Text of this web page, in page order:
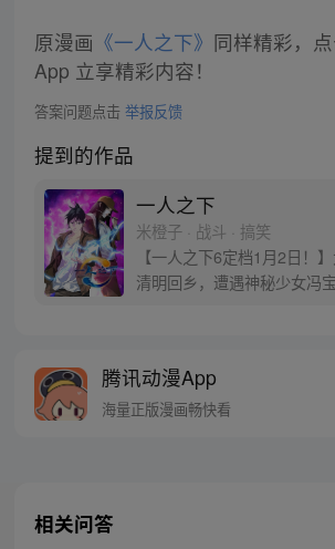
原漫画 《一人之下》 同样精彩，
App 立享精彩内容！
答案问题点击 举报反馈
提到的作品
一人之下
米橙子 · 战斗 · 搞笑
【一人之下6定档1月2日！
清明回乡，遭遇神秘少女冯
密，张楚岚的生活被彻底颠
同踏上“异人”之旅。
腾讯动漫App
海量正版漫画畅快看
相关问答